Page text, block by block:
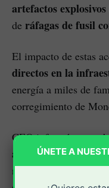
artefactos
de ráfagas de fusil
El impacto de estas
directos en la
energía a miles de
corregimiento de
CEO informó que
autoridades
restablecimiento del
ÚNETE A